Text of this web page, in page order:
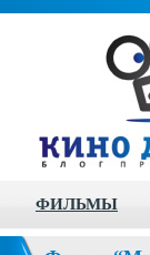
ФИЛЬМЫ